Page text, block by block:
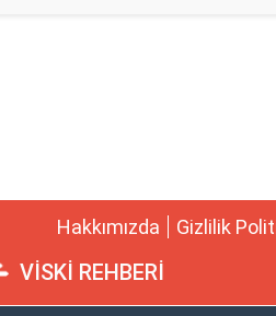
Hakkımızda Gizlilik
VİSKİ REHBERİ